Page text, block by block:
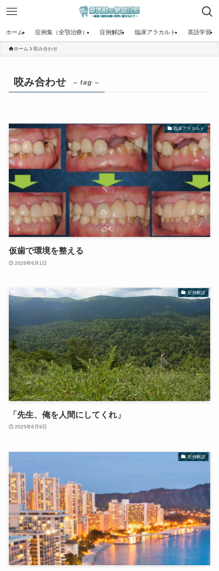
ホーム 症例集（全顎治療） 症例解説 臨床アラカルト 英語学習
ホーム 咬み合わせ
咬み合わせ – tag –
臨床アラカルト
仮歯で環境を整える
2026年6月1日
症例解説
「先生、俺を人間にしてくれ」
2025年6月9日
症例解説